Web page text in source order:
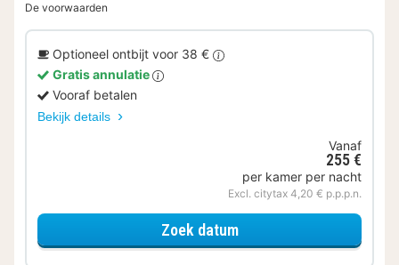
De voorwaarden
Optioneel ontbijt voor 38 €
Gratis annulatie
Vooraf betalen
Bekijk details
Vanaf
255 €
per kamer per nacht
Excl. citytax 4,20 € p.p.p.n.
Zoek datumvoor Superior